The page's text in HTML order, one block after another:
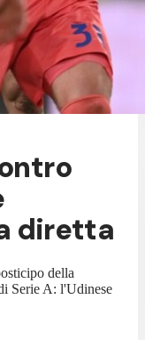
diretta
della
Serie A: l'Udinese